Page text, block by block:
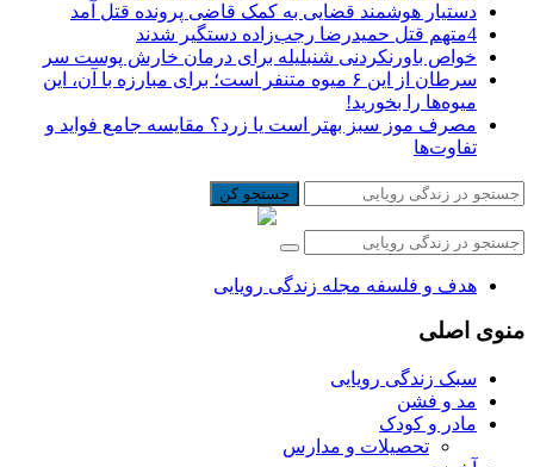
دستیار هوشمند قضایی به کمک قاضی پرونده قتل آمد
4متهم قتل حمیدرضا رجب‌زاده دستگیر شدند
خواص باورنکردنی شنبلیله برای درمان خارش پوست سر
سرطان از این ۶ میوه متنفر است؛ برای مبارزه با آن، این
میوه‌ها را بخورید!
مصرف موز سبز بهتر است یا زرد؟ مقایسه جامع فواید و
تفاوت‌ها
جستجو کن
هدف و فلسفه مجله زندگی رویایی
منوی اصلی
سبک زندگی رویایی
مد و فشن
مادر و کودک
تحصیلات و مدارس